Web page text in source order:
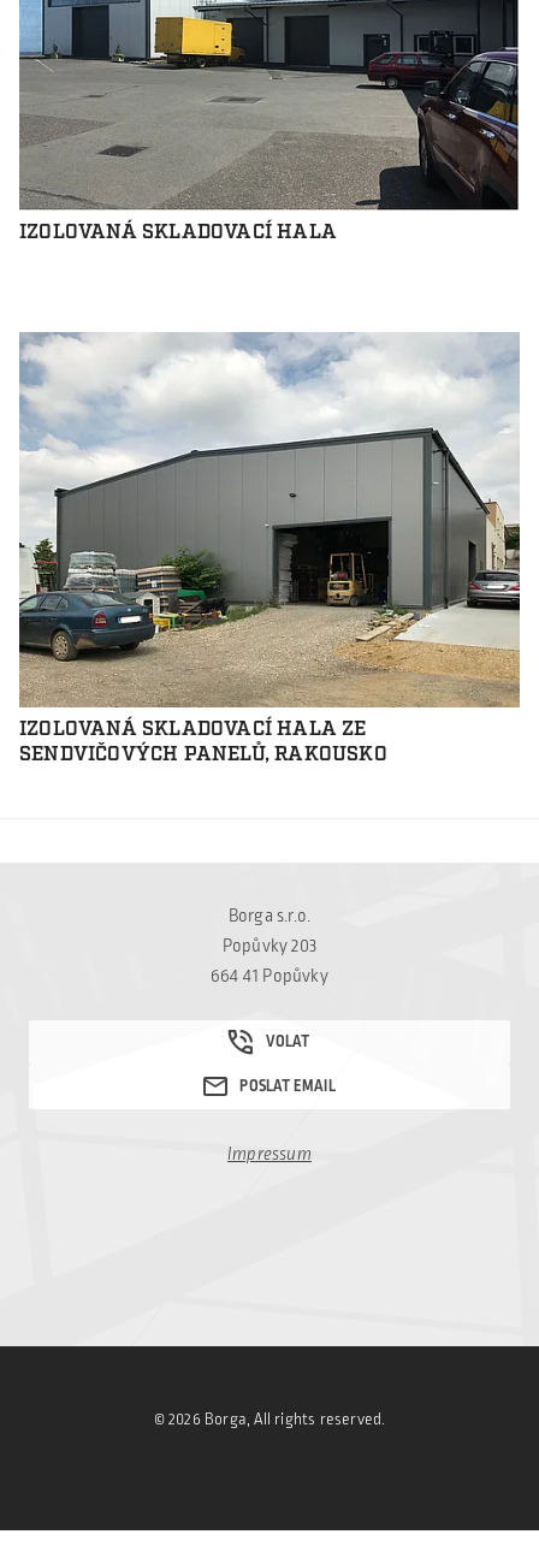
IZOLOVANÁ SKLADOVACÍ HALA
IZOLOVANÁ SKLADOVACÍ HALA ZE
SENDVIČOVÝCH PANELŮ, RAKOUSKO
Borga s.r.o.
Popůvky 203
664 41 Popůvky
Impressum
© 2026 Borga, All rights reserved.